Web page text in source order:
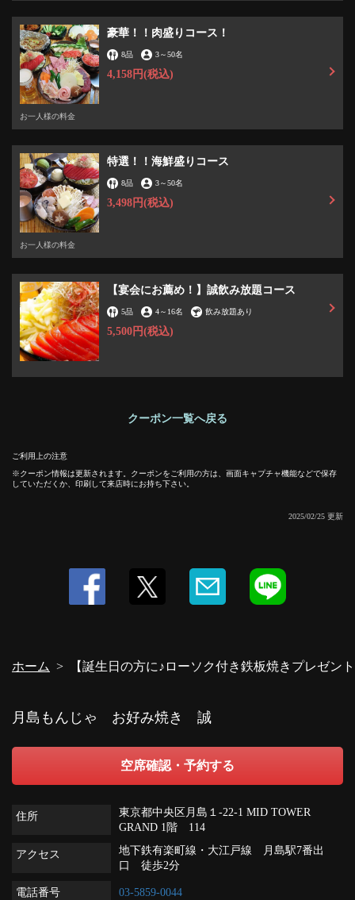
豪華！！肉盛りコース！
8品 3～50名
4,158円(税込)
お一人様の料金
特選！！海鮮盛りコース
8品 3～50名
3,498円(税込)
お一人様の料金
【宴会にお薦め！】誠飲み放題コース
5品 4～ 16名 飲み放題あり
5,500円(税込)
クーポン一覧へ戻る
ご利用上の注意
クーポン情報は更新されます。クーポンをご利用の方は、画面キャプチャ機能などで保存
していただくか、印刷して来店時にお持ち下さい。
2025/02/25 更新
ホーム 【誕生日の方に♪ローソク付き鉄板焼きプレゼン
東京都中央区月島１-22-1 MID TOWER GRAND 1階 114
https://akr0590814779.owst.jp/coupons/194215674
月島もんじゃ お好み焼き 誠
空席確認・予約する
住所
東京都中央区月島１-22-1 MID TOWER
GRAND 1階 114
アクセス
地下鉄有楽町線・大江戸線 月島駅7番出
口 徒歩2分
電話番号 03-5859-0044